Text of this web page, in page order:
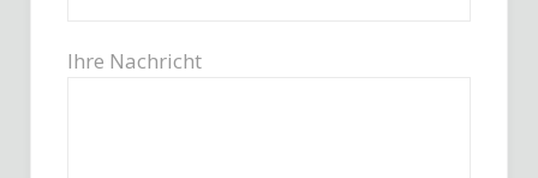
Ihre Nachricht